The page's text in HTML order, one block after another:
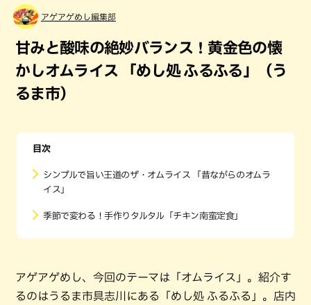
アゲアゲめし編集部
甘みと酸味の絶妙バランス！黄金色の懐
かしオムライス 「めし処 ふるふる」（う
るま市）
目次
シンプルで旨い王道のザ・オムライス 「昔ながらのオムラ
イス」
季節で変わる！手作りタルタル「チキン南蛮定食」
アゲアゲめし、今回のテーマは「オムライス」。紹介す
るのはうるま市具志川にある「めし処 ふるふる」。店内